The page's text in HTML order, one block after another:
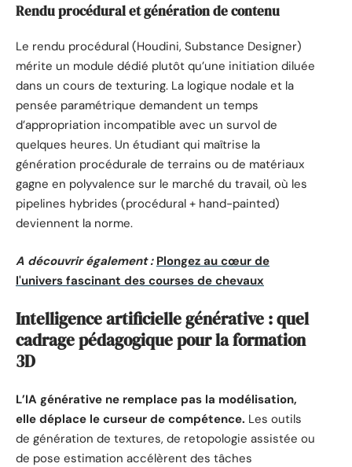
Rendu procédural et génération de contenu
Le rendu procédural (Houdini, Substance Designer)
mérite un module dédié plutôt qu’une initiation diluée
dans un cours de texturing. La logique nodale et la
pensée paramétrique demandent un temps
d’appropriation incompatible avec un survol de
quelques heures. Un étudiant qui maîtrise la
génération procédurale de terrains ou de matériaux
gagne en polyvalence sur le marché du travail, où les
pipelines hybrides (procédural + hand-painted)
deviennent la norme.
A découvrir également : Plongez au cœur de
l'univers fascinant des courses de chevaux
Intelligence artificielle générative : quel
cadrage pédagogique pour la formation
3D
L’IA générative ne remplace pas la modélisation,
elle déplace le curseur de compétence. Les outils
de génération de textures, de retopologie assistée ou
de pose estimation accélèrent des tâches